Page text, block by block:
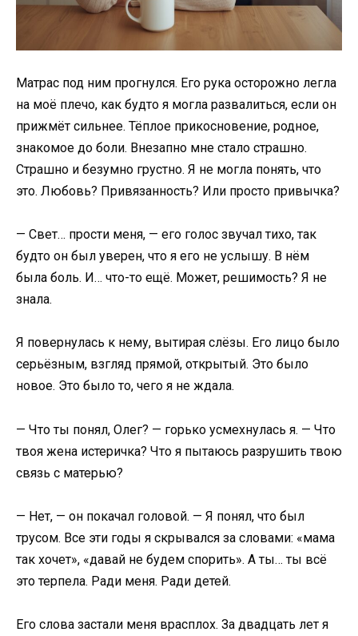
Матрас под ним прогнулся. Его рука осторожно легла
на моё плечо, как будто я могла развалиться, если он
прижмёт сильнее. Тёплое прикосновение, родное,
знакомое до боли. Внезапно мне стало страшно.
Страшно и безумно грустно. Я не могла понять, что
это. Любовь? Привязанность? Или просто привычка?
— Свет… прости меня, — его голос звучал тихо, так
будто он был уверен, что я его не услышу. В нём
была боль. И… что-то ещё. Может, решимость? Я не
знала.
Я повернулась к нему, вытирая слёзы. Его лицо было
серьёзным, взгляд прямой, открытый. Это было
новое. Это было то, чего я не ждала.
— Что ты понял, Олег? — горько усмехнулась я. — Что
твоя жена истеричка? Что я пытаюсь разрушить твою
связь с матерью?
— Нет, — он покачал головой. — Я понял, что был
трусом. Все эти годы я скрывался за словами: «мама
так хочет», «давай не будем спорить». А ты… ты всё
это терпела. Ради меня. Ради детей.
Его слова застали меня врасплох. За двадцать лет я